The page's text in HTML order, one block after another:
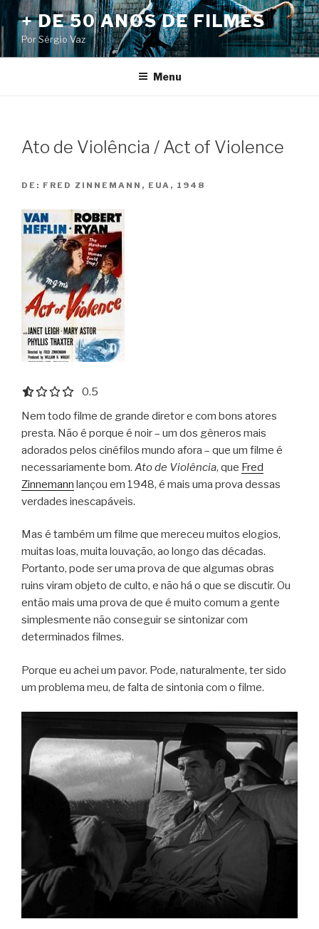
Pular
para
o
conteúdo
+ DE 50 ANOS DE FILMES
Por Sérgio Vaz
Menu
Ato de Violência / Act of Violence
DE: FRED ZINNEMANN, EUA, 1948
0.5 out of 5.0 stars
0.5
Nem todo filme de grande diretor e com bons atores
presta. Não é porque é noir – um dos gêneros mais
adorados pelos cinéfilos mundo afora – que um filme é
necessariamente bom. Ato de Violência, que Fred
Zinnemann lançou em 1948, é mais uma prova dessas
verdades inescapáveis.
Mas é também um filme que mereceu muitos elogios,
muitas loas, muita louvação, ao longo das décadas.
Portanto, pode ser uma prova de que algumas obras
ruins viram objeto de culto, e não há o que se discutir. Ou
então mais uma prova de que é muito comum a gente
simplesmente não conseguir se sintonizar com
determinados filmes.
Porque eu achei um pavor. Pode, naturalmente, ter sido
um problema meu, de falta de sintonia com o filme.